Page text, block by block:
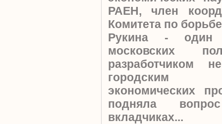
РАЕН, член
Комитета по
Рукина -
московских
разработчиком
городским
экономических
подняла
вкладчиках...